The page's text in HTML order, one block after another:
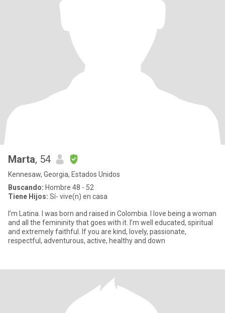
Marta, 54
Kennesaw, Georgia, Estados Unidos
Buscando: Hombre 48 - 52
Tiene Hijos: Sí- vive(n) en casa
I’m Latina. I was born and raised in Colombia. I love being a woman
and all the femininity that goes with it. I’m well educated, spiritual
and extremely faithful. If you are kind, lovely, passionate,
respectful, adventurous, active, healthy and down